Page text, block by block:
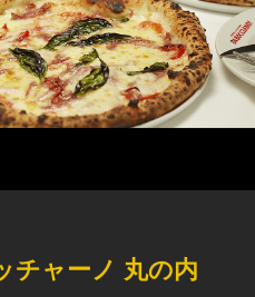
チャーノ 丸の内